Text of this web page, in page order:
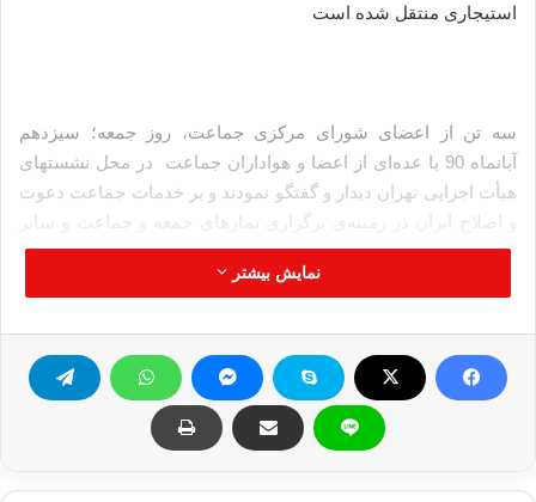
استیجاری منتقل شده‌ است
سه‌ تن از اعضای شورای مرکزی جماعت، روز جمعه‌؛ سیزدهم
آبانماه‌ 90 با عده‌ای از اعضا و هواداران جماعت در محل نشستهای
هیأت اجرایی تهران دیدار و گفتگو نمودند و بر خدمات جماعت دعوت
و اصلاح ایران در زمینه‌ی برگزاری نمازهای جمعه‌ و جماعت و سایر
فعالیتهای قرآنی در تهران تأکید شد.
در این نشست استاد رسول ابوالمحمدی عضو شورای مرکزی
جماعت، درباره‌ی کار و تلاش دینی و دعوی سخن گفت. وی به‌ لزوم
ارزشهای انسانی نظیر علم، عمل، مشورت، عدالت، اخوت و برادری
نمایش بیشتر